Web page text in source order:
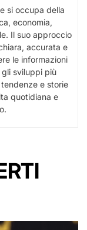
si occupa della
economia,
Il suo approccio
accurata e
le informazioni
sviluppi più
e storie
quotidiana e